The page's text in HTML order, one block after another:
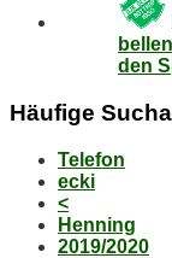
den
Häu­fi­ge
Telefon
ecki
<
Henning
2019/2020